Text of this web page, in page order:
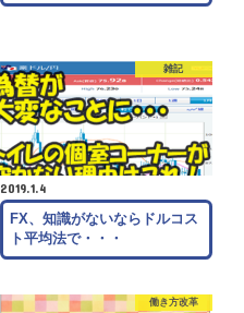
雑記
2019.1.4
FX、知識がないならドルコス
ト平均法で・・・
働き方改革